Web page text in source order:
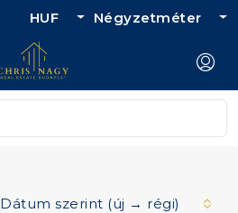
HUF Négyzetméter
Dátum szerint (új → régi)